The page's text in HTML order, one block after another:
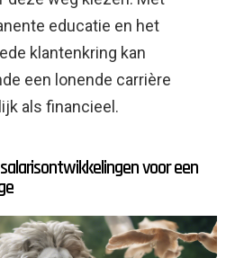
educatie en het
klantenkring kan
een lonende carrière
als financieel.
voor een